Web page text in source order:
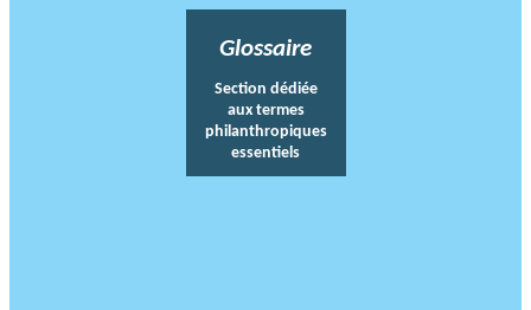
Glossaire
Section dédiée
aux termes
philanthropiques
essentiels